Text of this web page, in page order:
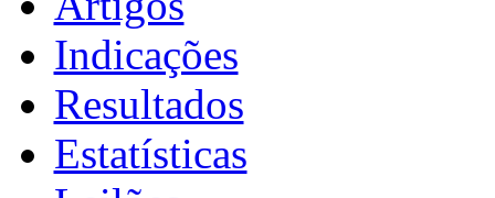
Indicações
Resultados
Estatísticas